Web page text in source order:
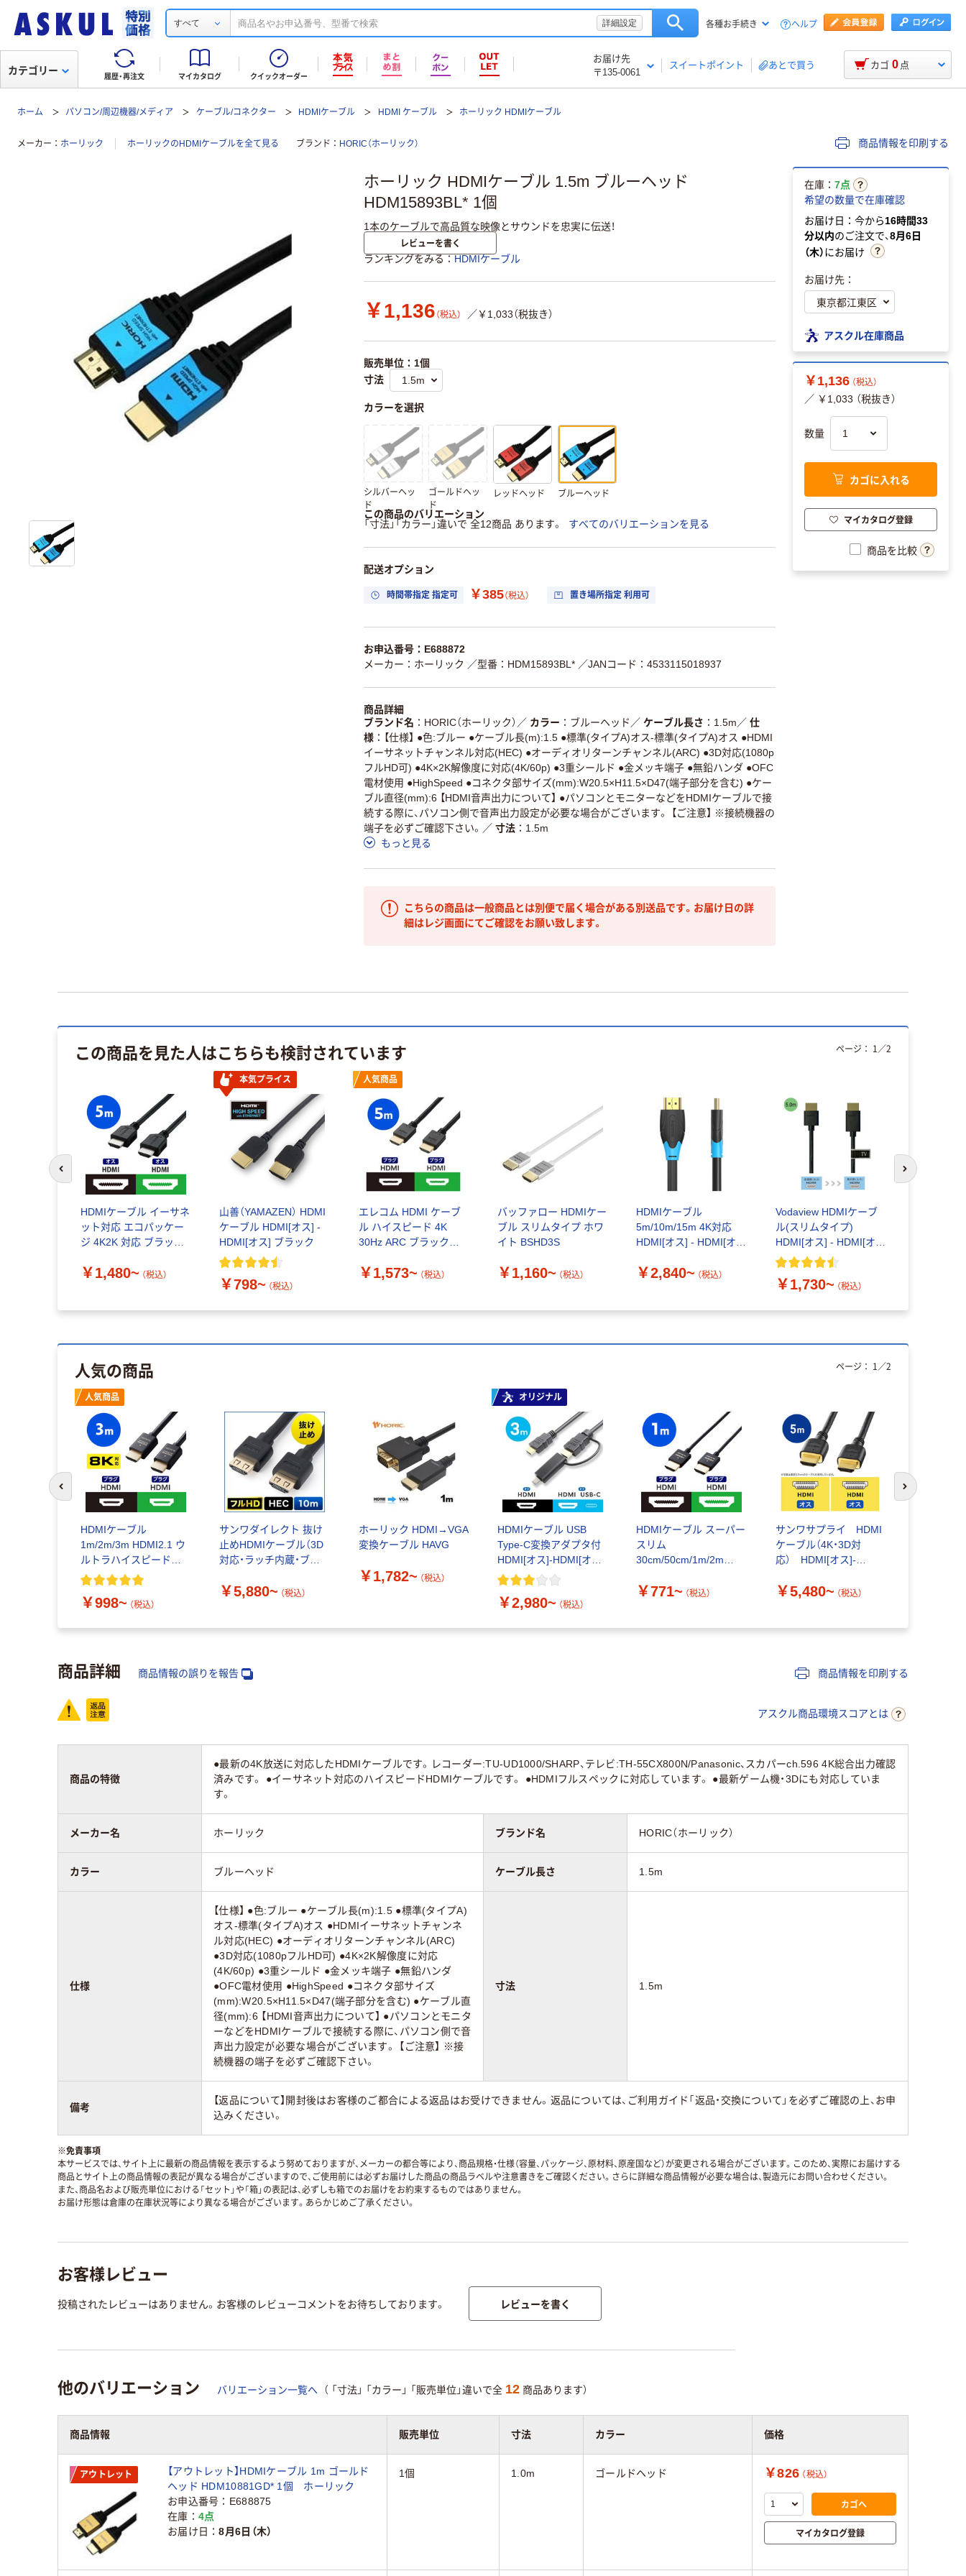
すべて 詳細設定 各種お手続き ヘルプ
履歴・再注文 マイカタログ クイックオーダー
お届け先
〒135-0061
スイートポイント あとで買う
カテゴリー カゴ 0 点
ホーム パソコン/周辺機器/メディア ケーブル/コネクター HDMIケーブル HDMI ケーブル ホーリック HDMIケーブル
メーカー ホーリック ホーリックのHDMIケーブルを全て見る ブランド HORIC（ホーリック） 商品情報を印刷する
ホーリック HDMIケーブル 1.5m ブルーヘッド
HDM15893BL* 1個
1本のケーブルで高品質な映像とサウンドを忠実に伝送！
レビューを書く
ランキングをみる HDMIケーブル
￥1,136 （税込） ／￥1,033（税抜き）
販売単位：1個
寸法
カラーを選択
シルバーヘッ
ド
ゴールドヘッ
ド
レッドヘッド ブルーヘッド
この商品のバリエーション
「寸法」「カラー」違いで 全12商品 あります。
すべてのバリエーションを見る
配送オプション
時間帯指定 指定可 ￥385（税込） 置き場所指定 利用可
お申込番号：E688872
メーカー：ホーリック ／型番：HDM15893BL* ／JANコード：4533115018937
商品詳細
ブランド名
HORIC（ホーリック） ／ カラー ブルーヘッド ／ ケーブル長さ 1.5m ／ 仕
様
【仕様】 ●色:ブルー ●ケーブル長(m):1.5 ●標準(タイプA)オス-標準(タイプA)オス ●HDMI
イーサネットチャンネル対応(HEC) ●オーディオリターンチャンネル(ARC) ●3D対応(1080p
フルHD可) ●4K×2K解像度に対応(4K/60p) ●3重シールド ●金メッキ端子 ●無鉛ハンダ ●OFC
電材使用 ●HighSpeed ●コネクタ部サイズ(mm):W20.5×H11.5×D47(端子部分を含む) ●ケー
ブル直径(mm):6 【HDMI音声出力について】 ●パソコンとモニターなどをHDMIケーブルで接
続する際に、パソコン側で音声出力設定が必要な場合がございます。 【ご注意】 ※接続機器の
端子を必ずご確認下さい。 ／ 寸法
1.5m
もっと見る
こちらの商品は一般商品とは別便で届く場合がある別送品です。お届け日の詳
細はレジ画面にてご確認をお願い致します。
在庫： 7点
希望の数量で在庫確認
お届け日：今から16時間33
分以内のご注文で、8月6日
（木）にお届け
お届け先：
アスクル在庫商品
￥1,136 （税込）
／ ￥1,033 （税抜き）
数量
カゴに入れる
マイカタログ登録
商品を比較
この商品を見た人はこちらも検討されています
HDMIケーブル イーサネ
ット対応 エコパッケー
ジ 4K2K 対応 ブラック
￥1,480~ （税込）
本気プライス
山善（YAMAZEN） HDMI
ケーブル HDMI[オス] -
HDMI[オス] ブラック
￥798~ （税込）
人気商品
エレコム HDMI ケーブ
ル ハイスピード 4K
30Hz ARC ブラック
￥1,573~ （税込）
バッファロー HDMIケー
ブル スリムタイプ ホワ
イト BSHD3S
￥1,160~ （税込）
HDMIケーブル
5m/10m/15m 4K対応
HDMI[オス] - HDMI[オ
￥2,840~ （税込）
Vodaview HDMIケーブ
ル(スリムタイプ)
HDMI[オス] - HDMI[オ
ス] ブラック
￥1,730~ （税込）
ページ： 1 ／2
前のスライドへ 次のスライド
人気の商品
人気商品
HDMIケーブル
1m/2m/3m HDMI2.1 ウ
ルトラハイスピード
8K/60Hz エレコム
￥998~ （税込）
サンワダイレクト 抜け
止めHDMIケーブル（3D
対応・ラッチ内蔵・ブラ
￥5,880~ （税込）
ホーリック HDMI→VGA
変換ケーブル HAVG
￥1,782~ （税込）
オリジナル
HDMIケーブル USB
Type-C変換アダプタ付
HDMI[オス]-HDMI[オス]
＋USB-C変換 アスクル
￥2,980~ （税込）
HDMIケーブル スーパー
スリム
30cm/50cm/1m/2m
エレコム
￥771~ （税込）
サンワサプライ HDMI
ケーブル（4K・3D対
応） HDMI[オス]-
HD20-50HK
￥5,480~ （税込）
ページ： 1 ／2
前のスライドへ 次のスライド
商品詳細 商品情報の誤りを報告 商品情報を印刷する
アスクル商品環境スコアとは
商品の特徴
●最新の4K放送に対応したHDMIケーブルです。レコーダー:TU-UD1000/SHARP、テレビ:TH-55CX800N/Panasonic、スカパーch.596 4K総合出力確認
済みです。 ●イーサネット対応のハイスピードHDMIケーブルです。 ●HDMIフルスペックに対応しています。 ●最新ゲーム機・3Dにも対応していま
す。
メーカー名 ホーリック ブランド名 HORIC（ホーリック）
カラー ブルーヘッド ケーブル長さ 1.5m
仕様
【仕様】 ●色:ブルー ●ケーブル長(m):1.5 ●標準(タイプA)
オス-標準(タイプA)オス ●HDMIイーサネットチャンネ
ル対応(HEC) ●オーディオリターンチャンネル(ARC)
●3D対応(1080pフルHD可) ●4K×2K解像度に対応
(4K/60p) ●3重シールド ●金メッキ端子 ●無鉛ハンダ
●OFC電材使用 ●HighSpeed ●コネクタ部サイズ
(mm):W20.5×H11.5×D47(端子部分を含む) ●ケーブル直
径(mm):6 【HDMI音声出力について】 ●パソコンとモニタ
ーなどをHDMIケーブルで接続する際に、パソコン側で音
声出力設定が必要な場合がございます。 【ご注意】 ※接
続機器の端子を必ずご確認下さい。
寸法 1.5m
備考
【返品について】開封後はお客様のご都合による返品はお受けできません。返品については、ご利用ガイド「返品・交換について」を必ずご確認の上、お申
込みください。
※免責事項
本サービスでは、サイト上に最新の商品情報を表示するよう努めておりますが、メーカーの都合等により、商品規格・仕様（容量、パッケージ、原材料、原産国など）が変更される場合がございます。このため、実際にお届けする
商品とサイト上の商品情報の表記が異なる場合がございますので、ご使用前には必ずお届けした商品の商品ラベルや注意書きをご確認ください。さらに詳細な商品情報が必要な場合は、製造元にお問い合わせください。
また、商品名および販売単位における「セット」や「箱」の表記は、必ずしも箱でのお届けをお約束するものではありません。
お届け形態は倉庫の在庫状況等により異なる場合がございます。あらかじめご了承ください。
お客様レビュー
投稿されたレビューはありません。お客様のレビューコメントをお待ちしております。 レビューを書く
他のバリエーション バリエーション一覧へ （ 「寸法」 「カラー」 「販売単位」違いで全 12 商品あります）
商品情報 販売単位 寸法 カラー 価格
アウトレット
【アウトレット】HDMIケーブル 1m ゴールド
ヘッド HDM10881GD* 1個 ホーリック
お申込番号
E688875
在庫
4点
お届け日
8月6日（木）
1個 1.0m ゴールドヘッド ￥826 （税込）
カゴへ
マイカタログ登録